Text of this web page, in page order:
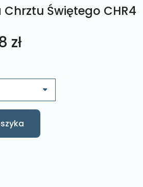
Świętego CHR4
złZakres
od
89,79 zł
do